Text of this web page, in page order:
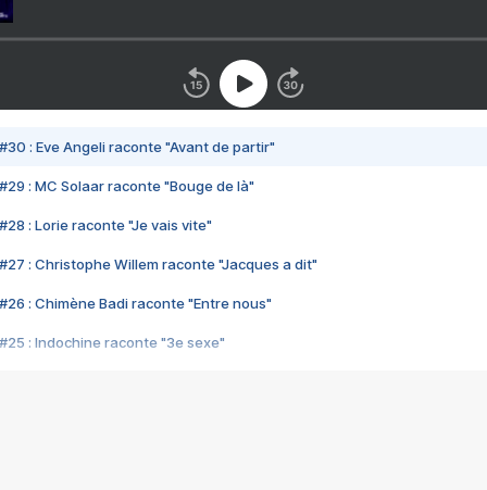
#30 : Eve Angeli raconte "Avant de partir"
#29 : MC Solaar raconte "Bouge de là"
#28 : Lorie raconte "Je vais vite"
#27 : Christophe Willem raconte "Jacques a dit"
#26 : Chimène Badi raconte "Entre nous"
#25 : Indochine raconte "3e sexe"